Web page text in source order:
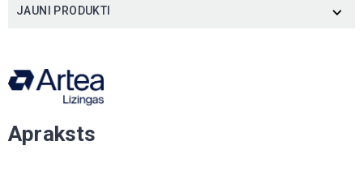
JAUNI PRODUKTI 
Apraksts